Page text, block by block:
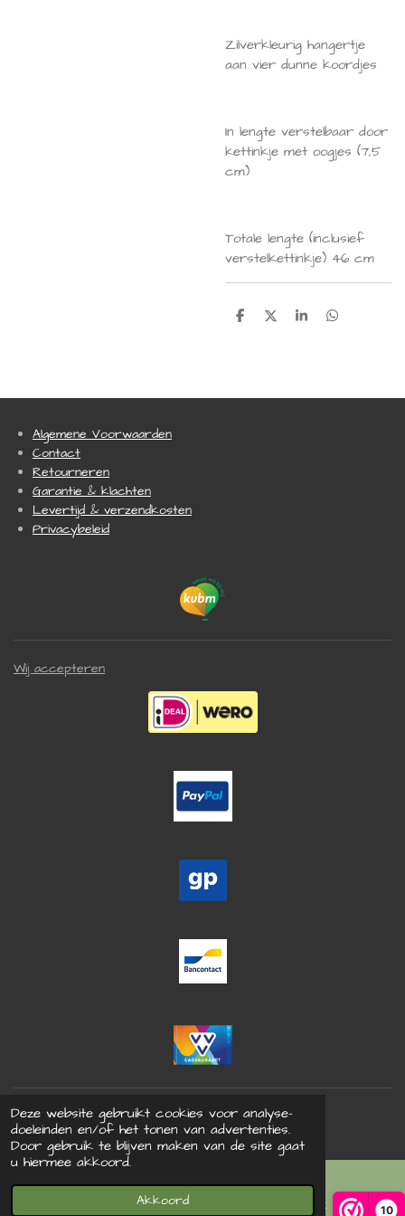
Deze website gebruikt cookies voor analyse-
doeleinden en/of het tonen van advertenties.
Door gebruik te blijven maken van de site gaat
u hiermee akkoord.
Akkoord
10
Zilverkleurig hangertje
aan vier dunne koordjes
In lengte verstelbaar door
kettinkje met oogjes (7,5
cm)
Totale lengte (inclusief
verstelkettinkje) 46 cm
D
D
S
D
Algemene Voorwaarden
Contact
Retourneren
Garantie & klachten
Levertijd & verzendkosten
Privacybeleid
Wij accepteren
© 2021 Bohdrie - Alle rechten voorbehouden
Powered by JouwWeb
E-mailadres Facebook